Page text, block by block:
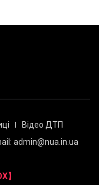
Відео ДТП
admin@nua.in.ua
】